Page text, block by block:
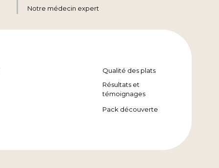
Notre médecin expert
Qualité des plats
Résultats et
témoignages
Pack découverte